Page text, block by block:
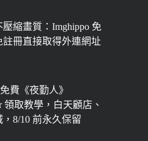
壓縮畫質：Imghippo 免
註冊直接取得外連網址
費《夜勤人》
領取教學，白天顧店、
，8/10 前永久保留